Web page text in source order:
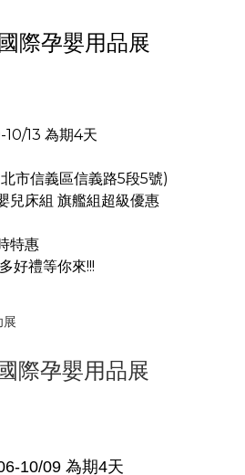
際孕嬰用品展
13 為期4天
市信義區信義路5段5號)
兒床組 旗艦組超級優惠
特惠
好禮等你來!!!
際孕嬰用品展
10/09 為期4天